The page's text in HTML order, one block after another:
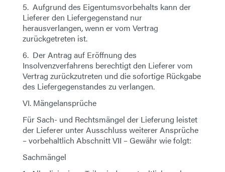
5. Aufgrund des Eigentumsvorbehalts kann der
Lieferer den Liefergegenstand nur
herausverlangen, wenn er vom Vertrag
zurückgetreten ist.
6. Der Antrag auf Eröffnung des
Insolvenzverfahrens berechtigt den Lieferer vom
Vertrag zurückzutreten und die sofortige Rückgabe
des Liefergegenstandes zu verlangen.
VI. Mängelansprüche
Für Sach- und Rechtsmängel der Lieferung leistet
der Lieferer unter Ausschluss weiterer Ansprüche
– vorbehaltlich Abschnitt VII – Gewähr wie folgt:
Sachmängel